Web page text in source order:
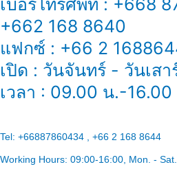
+662 168 8640
แฟกซ์ : +66 2
เปิด : วันจันทร์ - วันเสา
เวลา : 09.00 น.-16.00
Tel: +66887860434 , +66 2 168 8644
Working Hours: 09:00-16:00 , Mon. - Sat.